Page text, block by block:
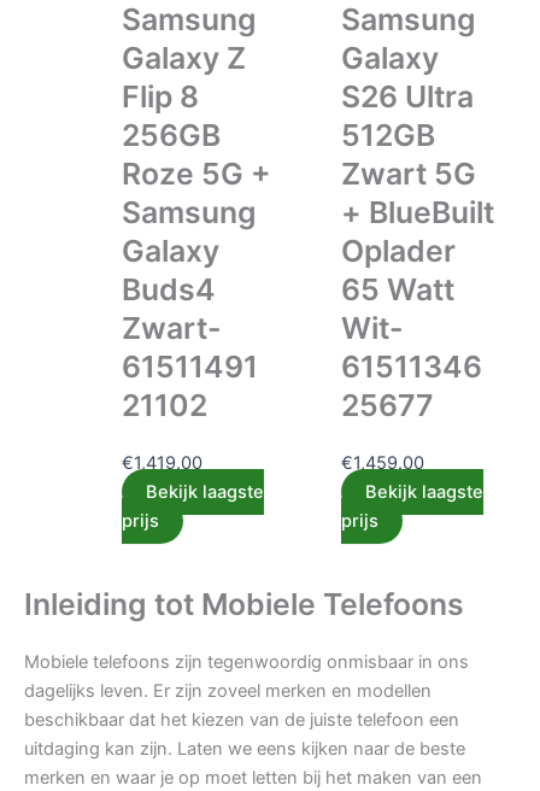
Samsung
Galaxy Z
Flip 8
256GB
Roze 5G +
Samsung
Galaxy
Buds4
Zwart-
61511491
21102
€1,419.00
Bekijk laagste
prijs
Samsung
Galaxy
S26 Ultra
512GB
Zwart 5G
+ BlueBuilt
Oplader
65 Watt
Wit-
61511346
25677
€1,459.00
Bekijk laagste
prijs
Inleiding tot Mobiele Telefoons
Mobiele telefoons zijn tegenwoordig onmisbaar in ons
dagelijks leven. Er zijn zoveel merken en modellen
beschikbaar dat het kiezen van de juiste telefoon een
uitdaging kan zijn. Laten we eens kijken naar de beste
merken en waar je op moet letten bij het maken van een